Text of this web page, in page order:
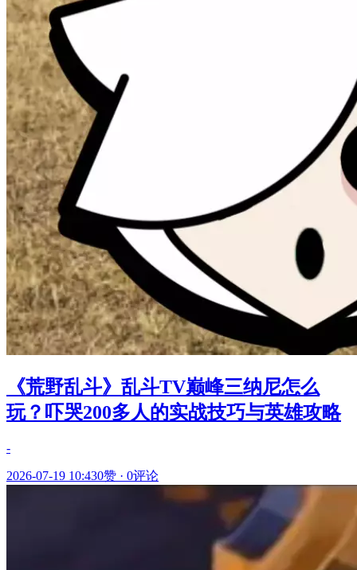
《荒野乱斗》乱斗TV巅峰三纳尼怎么
玩？吓哭200多人的实战技巧与英雄攻略
-
2026-07-19 10:430赞 · 0评论